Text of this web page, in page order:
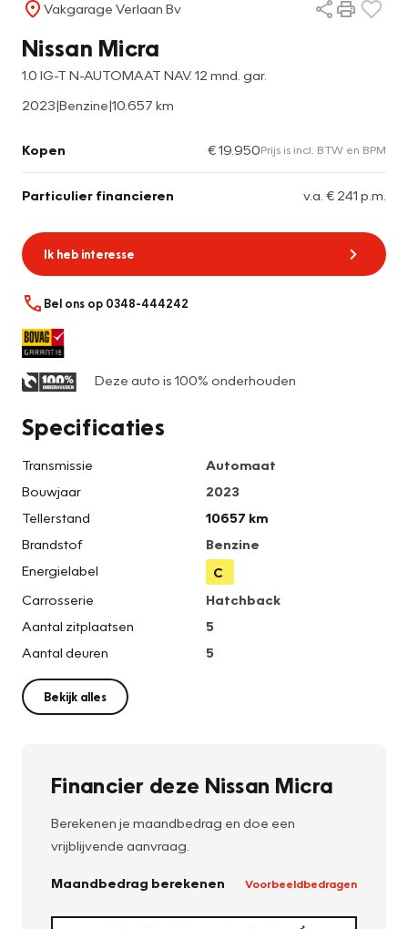
Vakgarage Verlaan Bv
Nissan Micra
1.0 IG-T N-AUTOMAAT NAV. 12 mnd. gar.
2023|Benzine|10.657 km
Kopen € 19.950Prijs is incl. BTW en BPM
Particulier financieren v.a. € 241 p.m.
Ik heb interesse
Bel ons op 0348-444242
Deze auto is 100% onderhouden
Specificaties
Transmissie
Automaat
Bouwjaar
2023
Tellerstand
10657 km
Brandstof
Benzine
Energielabel
C
Carrosserie
Hatchback
Aantal zitplaatsen
5
Aantal deuren
5
Bekijk alles
Financier deze Nissan Micra
Berekenen je maandbedrag en doe een
vrijblijvende aanvraag.
Maandbedrag berekenen Voorbeeldbedragen